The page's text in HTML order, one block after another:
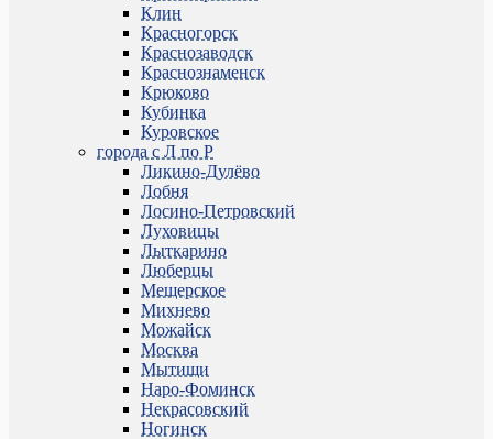
Клин
Красногорск
Краснозаводск
Краснознаменск
Крюково
Кубинка
Куровское
города с Л по Р
Ликино-Дулёво
Лобня
Лосино-Петровский
Луховицы
Лыткарино
Люберцы
Мещерское
Михнево
Можайск
Москва
Мытищи
Наро-Фоминск
Некрасовский
Ногинск